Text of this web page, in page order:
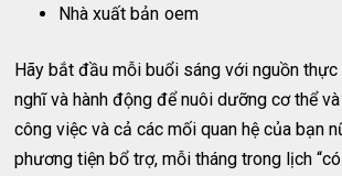
Nhà xuất bản oem
Hãy bắt đầu mỗi buổi sáng với nguồn
nghĩ và hành động để nuôi dưỡng cơ thể
công việc và cả các mối quan hệ của bạn
phương tiện bổ trợ, mỗi tháng trong lịch